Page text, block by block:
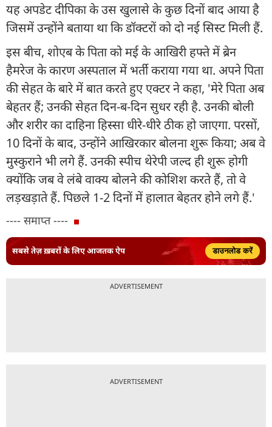
यह अपडेट दीपिका के उस खुलासे के कुछ दिनों बाद आया है
जिसमें उन्होंने बताया था कि डॉक्टरों को दो नई सिस्ट मिली हैं.
इस बीच, शोएब के पिता को मई के आखिरी हफ्ते में ब्रेन
हैमरेज के कारण अस्पताल में भर्ती कराया गया था. अपने पिता
की सेहत के बारे में बात करते हुए एक्टर ने कहा, 'मेरे पिता अब
बेहतर हैं; उनकी सेहत दिन-ब-दिन सुधर रही है. उनकी बोली
और शरीर का दाहिना हिस्सा धीरे-धीरे ठीक हो जाएगा. परसों,
10 दिनों के बाद, उन्होंने आखिरकार बोलना शुरू किया; अब वे
मुस्कुराने भी लगे हैं. उनकी स्पीच थेरेपी जल्द ही शुरू होगी
क्योंकि जब वे लंबे वाक्य बोलने की कोशिश करते हैं, तो वे
लड़खड़ाते हैं. पिछले 1-2 दिनों में हालात बेहतर होने लगे हैं.'
---- समाप्त ----
सबसे तेज़ ख़बरों के लिए आजतक ऐप डाउनलोड करें
ADVERTISEMENT
ADVERTISEMENT